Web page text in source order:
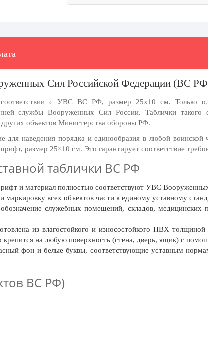
Сил Российской Федерации (ВС
соответствии с УВС ВС РФ, размер 25х10 см. Только
службы Вооруженных Сил России. Таблички такого
объектов Министерства обороны РФ.
наведения порядка и единообразия в любой воинской
размер 25×10 см. Это гарантирует соответствие
таблички ВС РФ
и материал полностью соответствуют УВС
маркировку всех объектов части к единому уставному
служебных помещений, складов,
из влагостойкого и износостойкого ПВХ
на любую поверхность (стена, дверь, ящик) с
фон и белые буквы, соответствующие уставным
ВС РФ)